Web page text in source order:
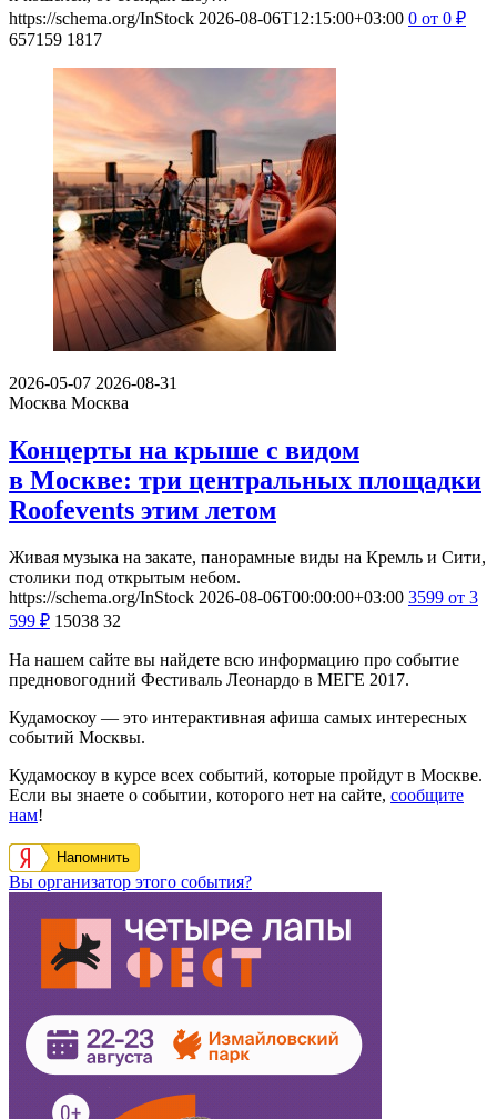
https://schema.org/InStock 2026-08-06T12:15:00+03:00 0 от 0 ₽
657159 1817
2026-05-07 2026-08-31
Москва Москва
Концерты на крыше с видом
в Москве: три центральных площадки
Roofevents этим летом
Живая музыка на закате, панорамные виды на Кремль и Сити,
столики под открытым небом.
https://schema.org/InStock 2026-08-06T00:00:00+03:00 3599 от 3
599 ₽ 15038 32
На нашем сайте вы найдете всю информацию про событие
предновогодний Фестиваль Леонардо в МЕГЕ 2017.
Кудамоскоу — это интерактивная афиша самых интересных
событий Москвы.
Кудамоскоу в курсе всех событий, которые пройдут в Москве.
Если вы знаете о событии, которого нет на сайте, сообщите
нам!
Напомнить
Вы организатор этого события?